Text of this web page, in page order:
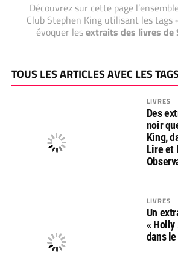
Découvrez sur cette page
Club Stephen King utilisant les tags
évoquer lesextraits des livres de
TOUS LES ARTICLES AVEC LES
LIVRES
Des
noir
King,
Lire et
LIVRES
Un
« Holly
dans